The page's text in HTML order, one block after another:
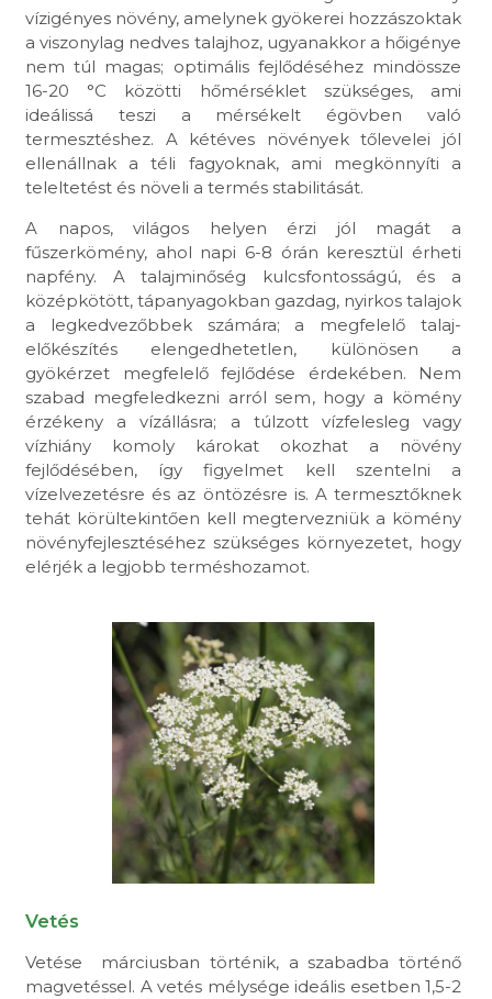
vízigényes növény, amelynek gyökerei hozzászoktak
a viszonylag nedves talajhoz, ugyanakkor a hőigénye
nem túl magas; optimális fejlődéséhez mindössze
16-20 °C közötti hőmérséklet szükséges, ami
ideálissá teszi a mérsékelt égövben való
termesztéshez. A kétéves növények tőlevelei jól
ellenállnak a téli fagyoknak, ami megkönnyíti a
teleltetést és növeli a termés stabilitását.
A napos, világos helyen érzi jól magát a
fűszerkömény, ahol napi 6-8 órán keresztül érheti
napfény. A talajminőség kulcsfontosságú, és a
középkötött, tápanyagokban gazdag, nyirkos talajok
a legkedvezőbbek számára; a megfelelő talaj-
előkészítés elengedhetetlen, különösen a
gyökérzet megfelelő fejlődése érdekében. Nem
szabad megfeledkezni arról sem, hogy a kömény
érzékeny a vízállásra; a túlzott vízfelesleg vagy
vízhiány komoly károkat okozhat a növény
fejlődésében, így figyelmet kell szentelni a
vízelvezetésre és az öntözésre is. A termesztőknek
tehát körültekintően kell megtervezniük a kömény
növényfejlesztéséhez szükséges környezetet, hogy
elérjék a legjobb terméshozamot.
Vetés
Vetése márciusban történik, a szabadba történő
magvetéssel. A vetés mélysége ideális esetben 1,5-2